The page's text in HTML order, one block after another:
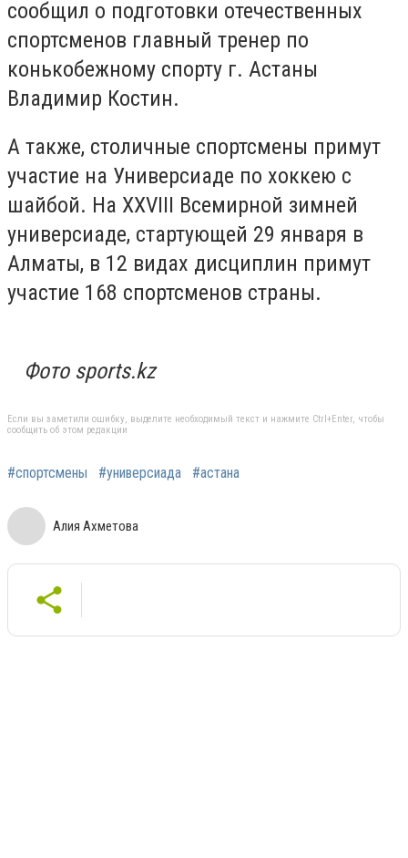
сообщил о подготовки отечественных
спортсменов главный тренер по
конькобежному спорту г. Астаны
Владимир Костин.
А также, столичные спортсмены примут
участие на Универсиаде по хоккею с
шайбой. На XXVIII Всемирной зимней
универсиаде, стартующей 29 января в
Алматы, в 12 видах дисциплин примут
участие 168 спортсменов страны.
Фото sports.kz
Если вы заметили ошибку, выделите необходимый текст и нажмите Ctrl+Enter, чтобы
сообщить об этом редакции
#спортсмены #универсиада #астана
Алия Ахметова